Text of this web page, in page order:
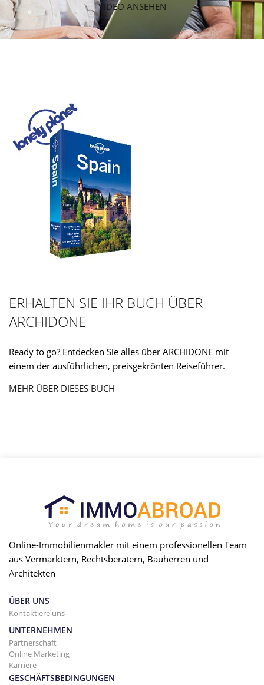
VIDEO ANSEHEN
ERHALTEN SIE IHR BUCH ÜBER
ARCHIDONE
Ready to go? Entdecken Sie alles über ARCHIDONE mit
einem der ausführlichen, preisgekrönten Reiseführer.
MEHR ÜBER DIESES BUCH
Online-Immobilienmakler mit einem professionellen Team
aus Vermarktern, Rechtsberatern, Bauherren und
Architekten
ÜBER UNS
Kontaktiere uns
UNTERNEHMEN
Partnerschaft
Online Marketing
Karriere
GESCHÄFTSBEDINGUNGEN